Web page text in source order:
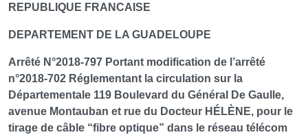
REPUBLIQUE FRANCAISE
DEPARTEMENT DE LA GUADELOUPE
Arrêté N°2018-797 Portant modification de l’arrêté
n°2018-702 Réglementant la circulation sur la
Départementale 119 Boulevard du Général De Gaulle,
avenue Montauban et rue du Docteur HÉLÈNE, pour le
tirage de câble “fibre optique” dans le réseau télécom